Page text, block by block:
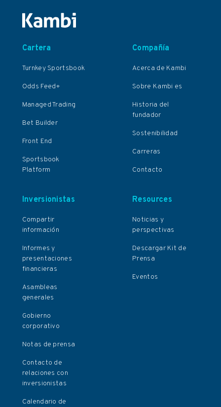
Cartera
Turnkey Sportsbook
Odds Feed+
Managed Trading
Bet Builder
Front End
Sportsbook
Platform
Compañía
Acerca de Kambi
Sobre Kambi es
Historia del
fundador
Sostenibilidad
Carreras
Contacto
Resources
Noticias y
perspectivas
Descargar Kit de
Prensa
Eventos
Inversionistas
Compartir
información
Informes y
presentaciones
financieras
Asambleas
generales
Gobierno
corporativo
Notas de prensa
Contacto de
relaciones con
inversionistas
Calendario de